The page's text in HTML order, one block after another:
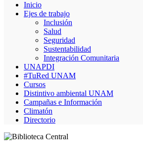
Inicio
Ejes de trabajo
Inclusión
Salud
Seguridad
Sustentabilidad
Integración Comunitaria
UNAPDI
#TuRed UNAM
Cursos
Distintivo ambiental UNAM
Campañas e Información
Climatón
Directorio